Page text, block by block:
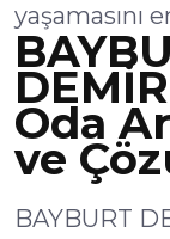
yaşamasını
Oda
ve
BAYBURT